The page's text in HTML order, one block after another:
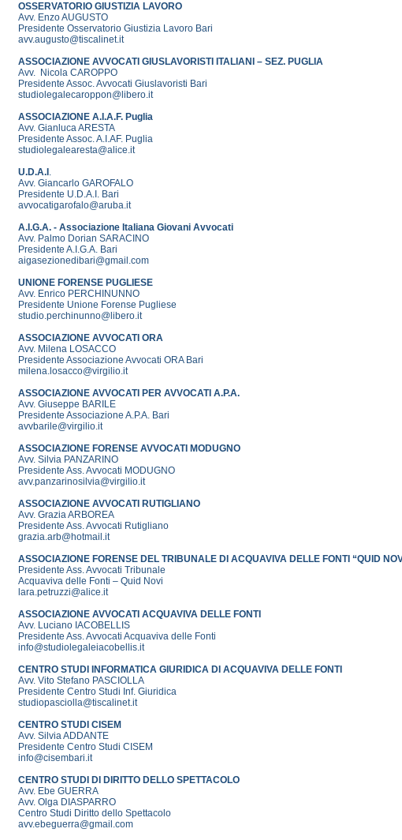
OSSERVATORIO GIUSTIZIA LAVORO
Avv. Enzo AUGUSTO
Presidente Osservatorio Giustizia Lavoro Bari
avv.augusto@tiscalinet.it
ASSOCIAZIONE AVVOCATI GIUSLAVORISTI ITALIANI – SEZ. PUGLIA
Avv. Nicola CAROPPO
Presidente Assoc. Avvocati Giuslavoristi Bari
studiolegalecaroppon@libero.it
ASSOCIAZIONE A.I.A.F. Puglia
Avv. Gianluca ARESTA
Presidente Assoc. A.I.AF. Puglia
studiolegalearesta@alice.it
U.D.A.I .
Avv. Giancarlo GAROFALO
Presidente U.D.A.I. Bari
avvocatigarofalo@aruba.it
A.I.G.A. - Associazione Italiana Giovani Avvocati
Avv. Palmo Dorian SARACINO
Presidente A.I.G.A. Bari
aigasezionedibari@gmail.com
UNIONE FORENSE PUGLIESE
Avv. Enrico PERCHINUNNO
Presidente Unione Forense Pugliese
studio.perchinunno@libero.it
ASSOCIAZIONE AVVOCATI ORA
Avv. Milena LOSACCO
Presidente Associazione Avvocati ORA Bari
milena.losacco@virgilio.it
ASSOCIAZIONE AVVOCATI PER AVVOCATI A.P.A.
Avv. Giuseppe BARILE
Presidente Associazione A.P.A. Bari
avvbarile@virgilio.it
ASSOCIAZIONE FORENSE AVVOCATI MODUGNO
Avv. Silvia PANZARINO
Presidente Ass. Avvocati MODUGNO
avv.panzarinosilvia@virgilio.it
ASSOCIAZIONE AVVOCATI RUTIGLIANO
Avv. Grazia ARBOREA
Presidente Ass. Avvocati Rutigliano
grazia.arb@hotmail.it
ASSOCIAZIONE FORENSE DEL TRIBUNALE DI ACQUAVIVA DELLE FONTI “QUID
Presidente Ass. Avvocati Tribunale
Acquaviva delle Fonti – Quid Novi
lara.petruzzi@alice.it
ASSOCIAZIONE AVVOCATI ACQUAVIVA DELLE FONTI
Avv. Luciano IACOBELLIS
Presidente Ass. Avvocati Acquaviva delle Fonti
info@studiolegaleiacobellis.it
CENTRO STUDI INFORMATICA GIURIDICA DI ACQUAVIVA DELLE FONTI
Avv. Vito Stefano PASCIOLLA
Presidente Centro Studi Inf. Giuridica
studiopasciolla@tiscalinet.it
CENTRO STUDI CISEM
Avv. Silvia ADDANTE
Presidente Centro Studi CISEM
info@cisembari.it
CENTRO STUDI DI DIRITTO DELLO SPETTACOLO
Avv. Ebe GUERRA
Avv. Olga DIASPARRO
Centro Studi Diritto dello Spettacolo
avv.ebeguerra@gmail.com